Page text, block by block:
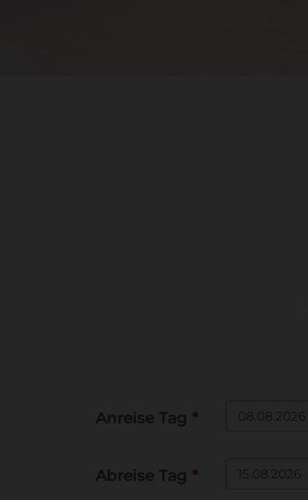
Anreise Tag *
Abreise Tag *